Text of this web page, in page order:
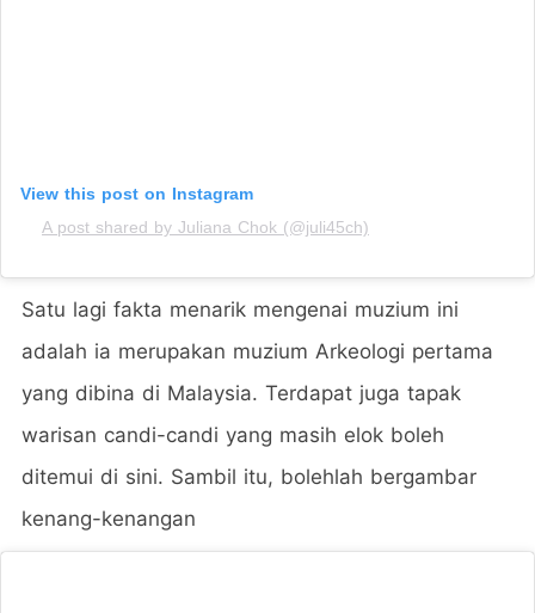
View this post on Instagram
A post shared by Juliana Chok (@juli45ch)
Satu lagi fakta menarik mengenai muzium ini
adalah ia merupakan muzium Arkeologi pertama
yang dibina di Malaysia. Terdapat juga tapak
warisan candi-candi yang masih elok boleh
ditemui di sini. Sambil itu, bolehlah bergambar
kenang-kenangan